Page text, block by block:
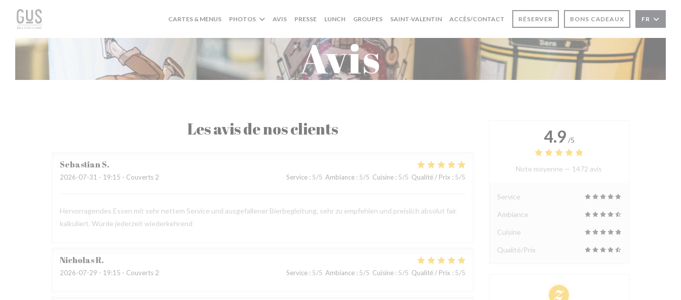
Personnalisation de vos choix en matière de cookies
CARTES & MENUS PHOTOS AVIS PRESSE LUNCH GROUPES((OUVRE UNE NOUVELLE FENÊTRE))
SAINT-VALENTIN((OUVRE UNE NOUVELLE FENÊTRE))
ACCÈS/CONTACT RÉSERVER BONS CADEAUX FR
Avis
Les avis de nos clients
SebastianS
2026-07-31 - 19:15 - Couverts 2 Service: 5/5 Ambiance: 5/5 Cuisine: 5/5 Qualité / Prix : 5/5
Hervorragendes Essen mit sehr nettem Service und ausgefallener Bierbegleitung, sehr zu empfehlen und preislich absolut fair
kalkuliert. Würde jederzeit wiederkehrend
NicholasR
2026-07-29 - 19:15 - Couverts 2 Service: 5/5 Ambiance: 5/5 Cuisine: 5/5 Qualité / Prix : 5/5
4.9 /5
Note moyenne — 1472 avis
Service
Ambiance
Cuisine
Qualité/Prix